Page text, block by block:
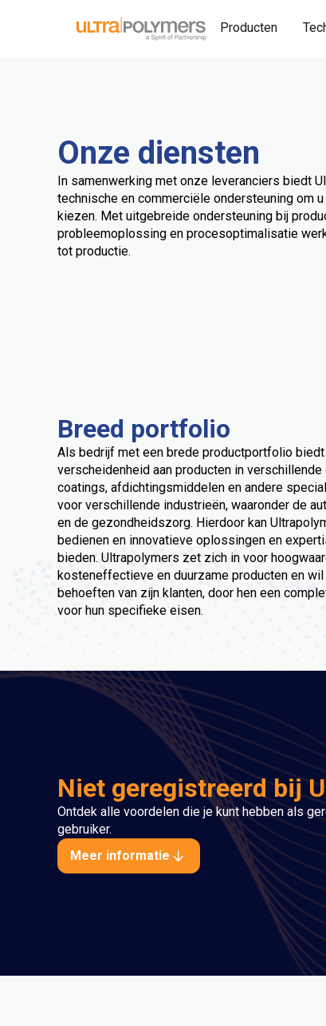
Producten
Onze diensten
In samenwerking met onze leveranciers biedt
technische en commerciële ondersteuning om
kiezen. Met uitgebreide ondersteuning bij
probleemoplossing en procesoptimalisatie
tot productie.
Breed portfolio
Als bedrijf met een brede productportfolio
verscheidenheid aan producten in
coatings, afdichtingsmiddelen en andere
voor verschillende industrieën, waaronder de
en de gezondheidszorg. Hierdoor kan
bedienen en innovatieve oplossingen en
bieden. Ultrapolymers zet zich in voor
kosteneffectieve en duurzame producten en
behoeften van zijn klanten, door hen een
voor hun specifieke eisen.
Niet geregistreerd bij
Ontdek alle voordelen die je kunt hebben als
gebruiker.
Meer informatie